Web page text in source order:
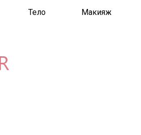
Тело Макияж